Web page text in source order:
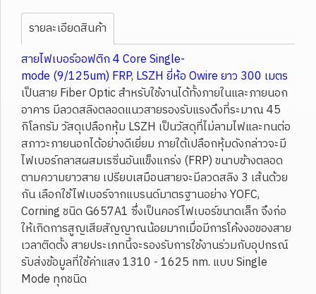
รายละเอียดสินค้า
สายไฟเบอร์ออฟติก 4 Core Single-
mode (9/125um) FRP, LSZH ยี่ห้อ Owire ยาว 300 เมตร
เป็นสาย Fiber Optic สำหรับใช้งานได้ทั้งภายในและภายนอก
อาคาร มีลวดสลิงตลอดแนวสายรองรับแรงดึงที่ระมาณ 45
กิโลกรัม วัสดุเปลือกหุ้ม LSZH เป็นวัสดุที่ไม่ลามไฟและทนต่อ
สภาวะภายนอกได้อย่างดีเยี่ยม ภายใต้เปลือกหุ้มดังกล่าวจะมี
ไฟเบอร์กลาสผสมเรซิ่นอันแข็งแกร่ง (FRP) ขนาบข้างตลอด
ตามความยาวสาย เปรียบเสมือนสายจะมีลวดสลิง 3 เส้นด้วย
กัน เลือกใช้ไฟเบอร์จากแบรนด์มาตรฐานอย่าง YOFC,
Corning ชนิด G657A1 ซึ่งเป็นคอร์ไฟเบอร์ขนาดเล็ก จึงก่อ
ให้เกิดการสูญเสียสัญญาณน้อยมากเมื่อมีการโค้งงอของสาย
เวลาติดตั้ง สายประเภทนี้จะรองรับการใช้งานร่วมกับอุปกรณ์
รับส่งข้อมูลที่ใช้ค่าแสง 1310 - 1625 nm. แบบ Single
Mode ทุกชนิด